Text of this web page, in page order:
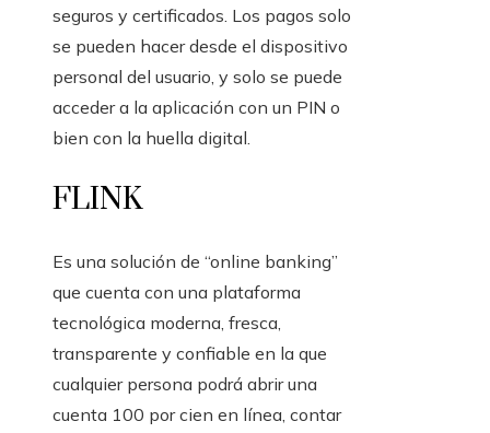
seguros y certificados. Los pagos solo
se pueden hacer desde el dispositivo
personal del usuario, y solo se puede
acceder a la aplicación con un PIN o
bien con la huella digital.
FLINK
Es una solución de “online banking”
que cuenta con una plataforma
tecnológica moderna, fresca,
transparente y confiable en la que
cualquier persona podrá abrir una
cuenta 100 por cien en línea, contar